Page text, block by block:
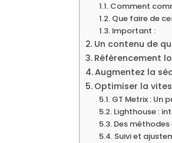
Comment
Que faire de
Important :
Un contenu de
Référencement
Augmentez la
Optimiser la
GT Metrix : Un
Lighthouse :
Des
Suivi et